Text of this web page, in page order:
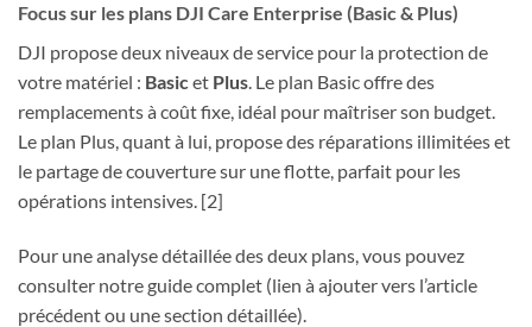
Focus sur les plans DJI Care Enterprise (Basic & Plus)
DJI propose deux niveaux de service pour la protection de
votre matériel : Basicet Plus. Le plan Basic offre des
remplacements à coût fixe, idéal pour maîtriser son budget.
Le plan Plus, quant à lui, propose des réparations illimitées et
le partage de couverture sur une flotte, parfait pour les
opérations intensives. [2]
Pour une analyse détaillée des deux plans, vous pouvez
consulter notre guide complet (lien à ajouter vers l’article
précédent ou une section détaillée).